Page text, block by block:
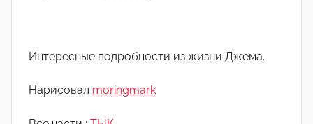
Интересные подробности из жизни Джема.
Нарисовал moringmark